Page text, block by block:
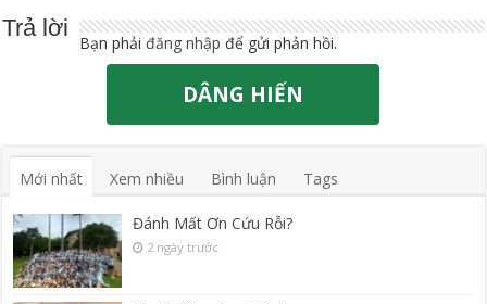
Trả lời
Bạn phảiđăng nhập để gửi phản hồi.
DÂNG HIẾN
Mới nhất Xem nhiều Bình luận Tags
Đánh Mất Ơn Cứu Rỗi?
2 ngày trước